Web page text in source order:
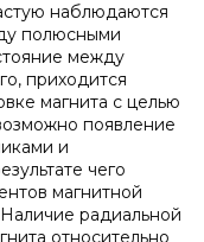
наблюдаются
полюсными
между
приходится
магнита с целью
появление
и
чего
магнитной
радиальной
относительно